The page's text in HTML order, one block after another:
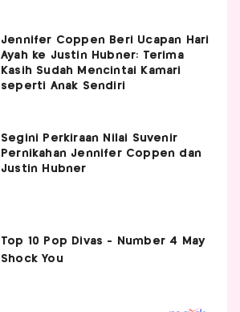
Jennifer Coppen Beri Ucapan Hari
Ayah ke Justin Hubner: Terima
Kasih Sudah Mencintai Kamari
seperti Anak Sendiri
Segini Perkiraan Nilai Suvenir
Pernikahan Jennifer Coppen dan
Justin Hubner